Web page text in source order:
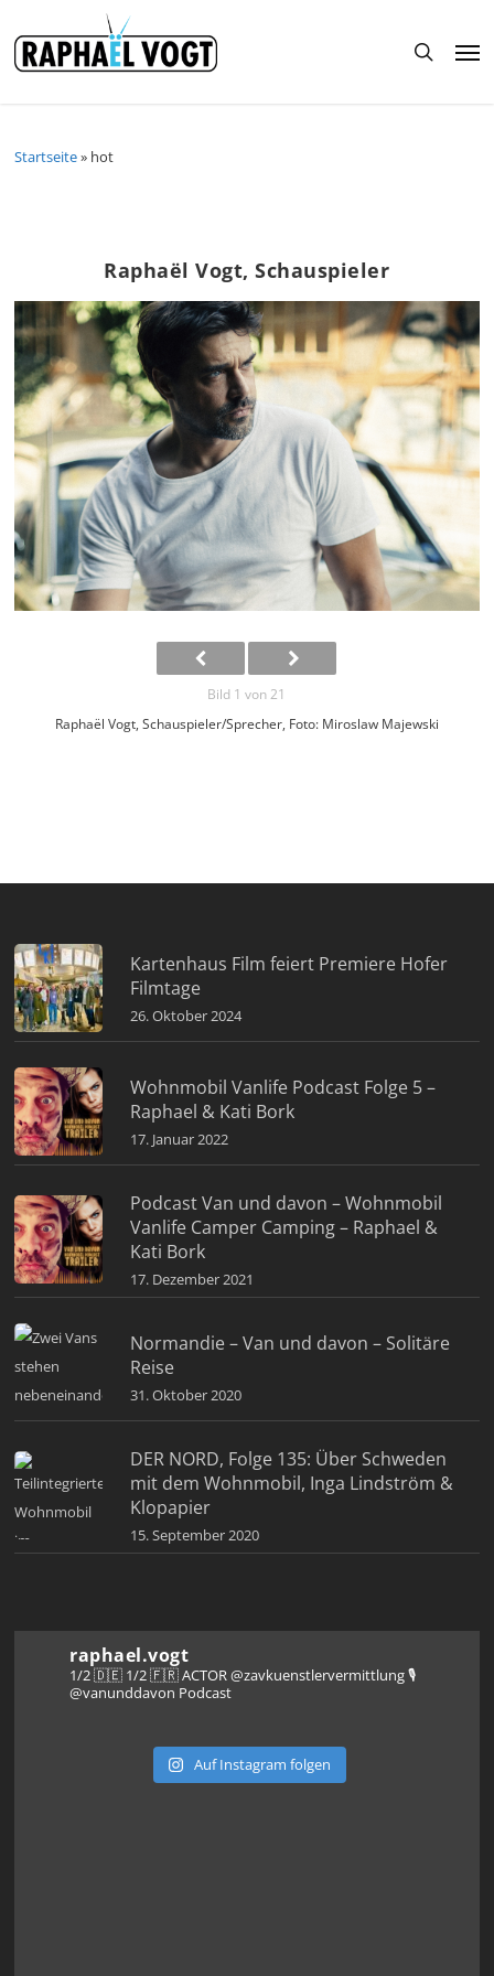
main
content
search
Startseite» hot
Raphaël Vogt, Schauspieler
Bild 1 von 21
Raphaël Vogt, Schauspieler/Sprecher, Foto: Miroslaw Majewski
Kartenhaus Film feiert Premiere Hofer
Filmtage
26. Oktober 2024
Wohnmobil Vanlife Podcast Folge 5 –
Raphael & Kati Bork
17. Januar 2022
Podcast Van und davon – Wohnmobil
Vanlife Camper Camping – Raphael &
Kati Bork
17. Dezember 2021
Normandie – Van und davon – Solitäre
Reise
31. Oktober 2020
DER NORD, Folge 135: Über Schweden
mit dem Wohnmobil, Inga Lindström &
Klopapier
15. September 2020
raphael.vogt
1/2 🇩🇪 1/2 🇫🇷 ACTOR @zavkuenstlervermittlung🎙️
@vanunddavon Podcast
Auf Instagram folgen